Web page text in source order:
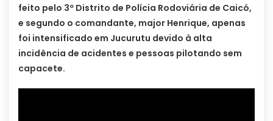
feito pelo 3º Distrito de Polícia Rodoviária de Caicó,
e segundo o comandante, major Henrique, apenas
foi intensificado em Jucurutu devido à alta
incidência de acidentes e pessoas pilotando sem
capacete.